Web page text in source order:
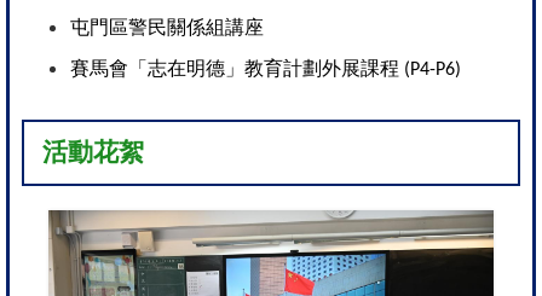
屯門區警民關係組講座
賽馬會「志在明德」教育計劃外展課程 (P4-P6)
活動花絮